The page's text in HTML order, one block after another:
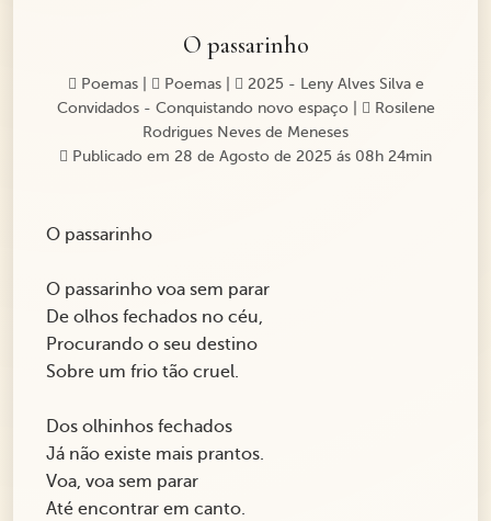
O passarinho
Poemas| Poemas|
2025 - Leny Alves Silva e
Convidados - Conquistando novo espaço|
Rosilene
Rodrigues Neves de Meneses
Publicado em 28 de Agosto de 2025 ás 08h 24min
O passarinho
O passarinho voa sem parar
De olhos fechados no céu,
Procurando o seu destino
Sobre um frio tão cruel.
Dos olhinhos fechados
Já não existe mais prantos.
Voa, voa sem parar
Até encontrar em canto.